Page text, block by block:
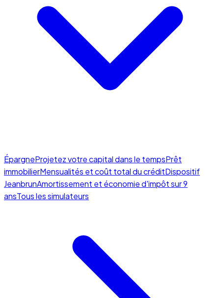
ÉpargneProjetez votre capital dans le tempsPrêt
immobilierMensualités et coût total du créditDispositif
JeanbrunAmortissement et économie d'impôt sur 9
ansTous les simulateurs